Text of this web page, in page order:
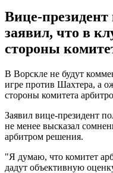
Вице-
заявил, что в
стороны
В Ворскле не будут
игре против Шахтера, а
стороны комитета
Заявил вице-президент
не менее высказал
арбитром решения.
"Я думаю, что комитет
дадут объективную